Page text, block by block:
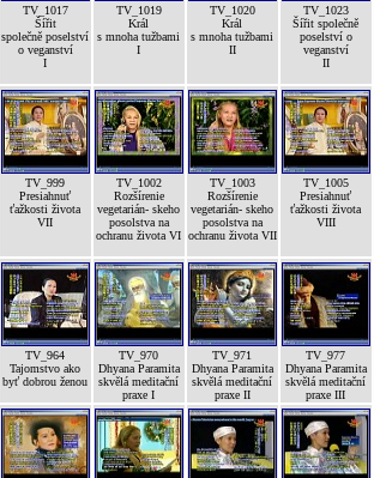
TV_1017
Šířit
společně poselství
o veganství
I
TV_1019
Král
s mnoha tužbami
I
TV_1020
Král
s mnoha tužbami
II
TV_1023
Šířit společně
poselství o
veganství
II
TV_999
Presiahnuť
ťažkosti života
VII
TV_1002
Rozšírenie
vegetarián- skeho
posolstva na
ochranu života VI
TV_1003
Rozšírenie
vegetarián- skeho
posolstva na
ochranu života VII
TV_1005
Presiahnuť
ťažkosti života
VIII
TV_964
Tajomstvo ako
byť dobrou ženou
TV_970
Dhyana Paramita
skvělá meditační
praxe I
TV_971
Dhyana Paramita
skvělá meditační
praxe II
TV_977
Dhyana Paramita
skvělá meditační
praxe III